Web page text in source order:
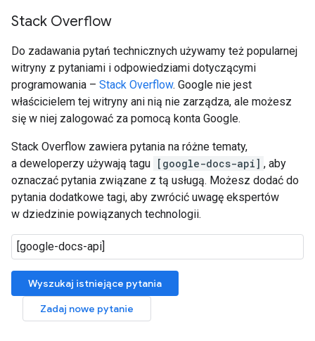
Stack Overflow
Do zadawania pytań technicznych używamy też popularnej
witryny z pytaniami i odpowiedziami dotyczącymi
programowania – Stack Overflow. Google nie jest
właścicielem tej witryny ani nią nie zarządza, ale możesz
się w niej zalogować za pomocą konta Google.
Stack Overflow zawiera pytania na różne tematy,
a deweloperzy używają tagu [google-docs-api] , aby
oznaczać pytania związane z tą usługą. Możesz dodać do
pytania dodatkowe tagi, aby zwrócić uwagę ekspertów
w dziedzinie powiązanych technologii.
Wyszukaj istniejące pytania
Zadaj nowe pytanie